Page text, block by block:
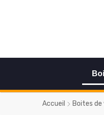
Accueil Boites